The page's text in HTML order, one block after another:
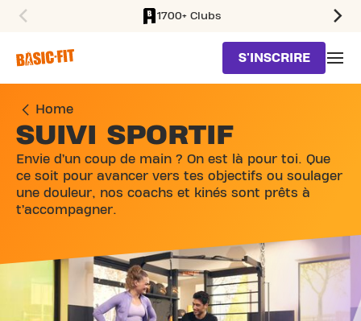
1700+ Clubs
S'INSCRIRE
Home
SUIVI SPORTIF
Envie d’un coup de main ? On est là pour toi. Que
ce soit pour avancer vers tes objectifs ou soulager
une douleur, nos coachs et kinés sont prêts à
t’accompagner.